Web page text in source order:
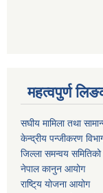
महत्वपुर्ण
स‌घीय मामिला तथा
केन्द्रीय पन्जीकरण
जिल्ला समन्वय समितिको
नेपाल कानुन आयोग
राष्टि्य योजना आयोग